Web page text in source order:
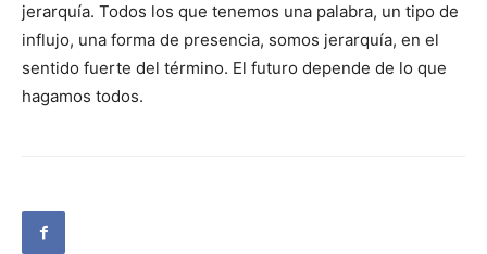
jerarquía. Todos los que tenemos una palabra, un tipo de
influjo, una forma de presencia, somos jerarquía, en el
sentido fuerte del término. El futuro depende de lo que
hagamos todos.